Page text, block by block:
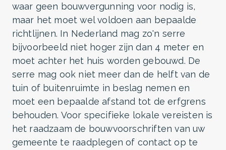
waar geen bouwvergunning voor nodig is,
maar het moet wel voldoen aan bepaalde
richtlijnen. In Nederland mag zo'n serre
bijvoorbeeld niet hoger zijn dan 4 meter en
moet achter het huis worden gebouwd. De
serre mag ook niet meer dan de helft van de
tuin of buitenruimte in beslag nemen en
moet een bepaalde afstand tot de erfgrens
behouden. Voor specifieke lokale vereisten is
het raadzaam de bouwvoorschriften van uw
gemeente te raadplegen of contact op te